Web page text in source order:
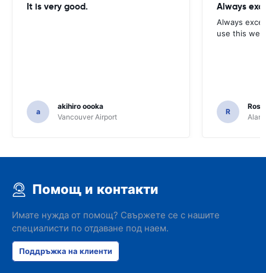
It is very good.
a
akihiro oooka
Vancouver Airport
Always
Always
use this
R
Помощ и контакти
Имате нужда от помощ? Свържете се с нашите
специалисти по отдаване под наем.
Поддръжка на клиенти